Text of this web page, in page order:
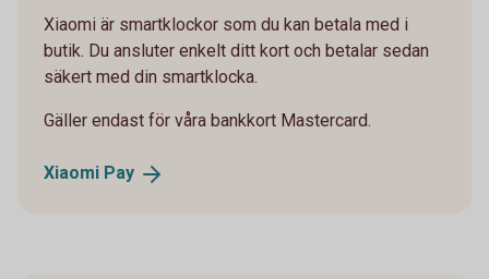
Xiaomi är smartklockor som du kan betala med i
butik. Du ansluter enkelt ditt kort och betalar sedan
säkert med din smartklocka.
Gäller endast för våra bankkort Mastercard.
Xiaomi Pay